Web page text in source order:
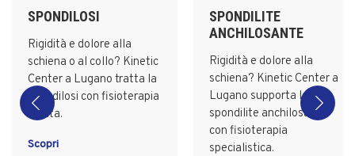
SPONDILOSI
Rigidità e dolore alla
schiena o al collo? Kinetic
Center a Lugano tratta la
spondilosi con fisioterapia
mirata.
Scopri
SPONDILITE
ANCHILOSANTE
Rigidità e dolore alla
schiena? Kinetic Center a
Lugano supporta la
spondilite anchilosante
con fisioterapia
specialistica.